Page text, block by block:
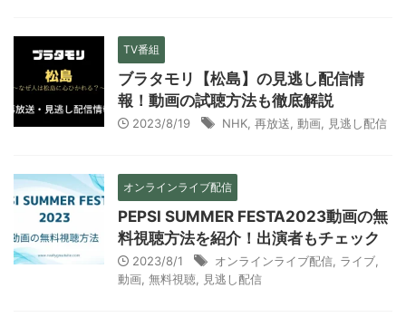
TV番組
ブラタモリ【松島】の見逃し配信情
報！動画の試聴方法も徹底解説
2023/8/19 NHK 再放送 動画 見逃し配信
オンラインライブ配信
PEPSI SUMMER FESTA2023動画の無
料視聴方法を紹介！出演者もチェック
2023/8/1 オンラインライブ配信 ライブ
動画 無料視聴 見逃し配信